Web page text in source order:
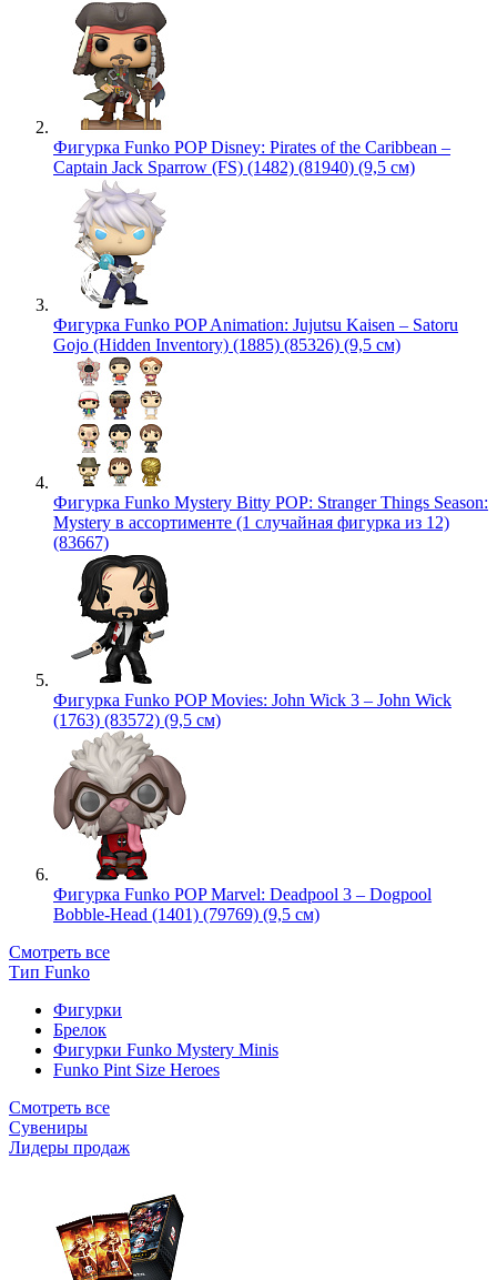
Фигурка Funko POP Disney: Pirates of the Caribbean –
Captain Jack Sparrow (FS) (1482) (81940) (9,5 см)
Фигурка Funko POP Animation: Jujutsu Kaisen – Satoru
Gojo (Hidden Inventory) (1885) (85326) (9,5 см)
Фигурка Funko Mystery Bitty POP: Stranger Things Season:
Mystery в ассортименте (1 случайная фигурка из 12)
(83667)
Фигурка Funko POP Movies: John Wick 3 – John Wick
(1763) (83572) (9,5 см)
Фигурка Funko POP Marvel: Deadpool 3 – Dogpool
Bobble-Head (1401) (79769) (9,5 см)
Смотреть все
Тип Funko
Фигурки
Брелок
Фигурки Funko Mystery Minis
Funko Pint Size Heroes
Смотреть все
Сувениры
Лидеры продаж